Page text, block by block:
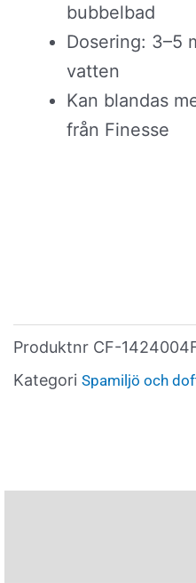
bubbelbad
Dosering: 3–5
vatten
Kan blandas
från Finesse
Produktnr CF-
Kategori Spamiljö och